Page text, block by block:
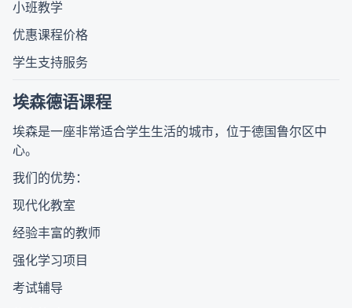
小班教学
优惠课程价格
学生支持服务
埃森德语课程
埃森是一座非常适合学生生活的城市，位于德国鲁尔区中
心。
我们的优势：
现代化教室
经验丰富的教师
强化学习项目
考试辅导